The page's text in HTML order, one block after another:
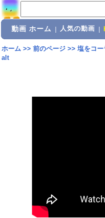
動画 ホーム 人気の動画
ホーム>> 前のページ>> 塩をコ
alt